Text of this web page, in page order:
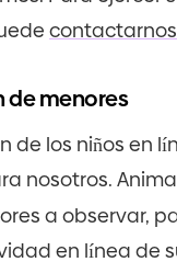
contactarnos
de menores
de los niños en
nosotros.
a observar,
en línea de